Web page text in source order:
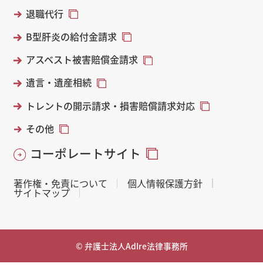
退職代行
B型肝炎の給付金請求
アスベスト被害賠償金請求
遺言・遺産相続
トレントの開示請求・損害賠償請求対応
その他
コーポレートサイト
著作権・免責について 個人情報保護方針
サイトマップ
© 弁護士法人AdIre法律事務所